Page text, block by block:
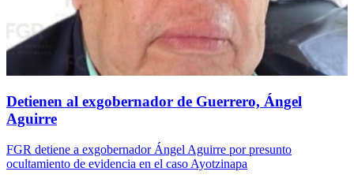
Detienen al exgobernador de Guerrero, Ángel
Aguirre
FGR detiene a exgobernador Ángel Aguirre por presunto
ocultamiento de evidencia en el caso Ayotzinapa